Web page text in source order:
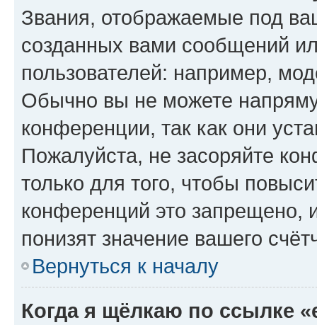
Звания, отображаемые под
созданных вами сообщений
пользователей: например,
Обычно вы не можете
конференции, так как они
Пожалуйста, не засоряйте
только для того, чтобы
конференций это запрещено,
понизят значение вашего
Вернуться к началу
Когда я щёлкаю по ссылке